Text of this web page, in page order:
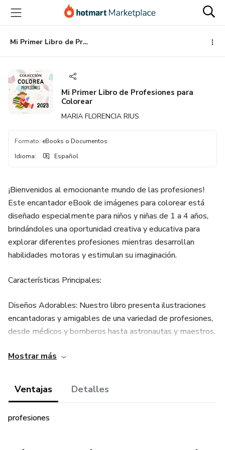
principal
página
de
página
Mi Primer Libro de Profesiones para Colorear
Mi Primer Libro de Profesiones para
Colorear
MARIA FLORENCIA RIUS
Formato: eBooks o Documentos
Idioma: Español
¡Bienvenidos al emocionante mundo de las profesiones!
Este encantador eBook de imágenes para colorear está
diseñado especialmente para niños y niñas de 1 a 4 años,
brindándoles una oportunidad creativa y educativa para
explorar diferentes profesiones mientras desarrollan
habilidades motoras y estimulan su imaginación.
Características Principales:
Diseños Adorables: Nuestro libro presenta ilustraciones
encantadoras y amigables de una variedad de profesiones,
desde médicos y bomberos hasta astronautas y maestros.
pequeños.
cada imagen, podrán aprender sobre las profesiones y sus
el desarrollo temprano del vocabulario y el conocimiento
Mostrar más
Ventajas Detalles
profesiones